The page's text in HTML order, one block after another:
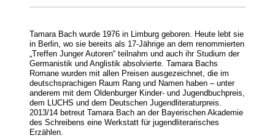
Tamara Bach wurde 1976 in Limburg geboren. Heute lebt sie
in Berlin, wo sie bereits als 17-Jährige an dem renommierten
„Treffen Junger Autoren“ teilnahm und auch ihr Studium der
Germanistik und Anglistik absolvierte. Tamara Bachs
Romane wurden mit allen Preisen ausgezeichnet, die im
deutschsprachigen Raum Rang und Namen haben – unter
anderem mit dem Oldenburger Kinder- und Jugendbuchpreis,
dem LUCHS und dem Deutschen Jugendliteraturpreis.
2013/14 betreut Tamara Bach an der Bayerischen Akademie
des Schreibens eine Werkstatt für jugendliterarisches
Erzählen.